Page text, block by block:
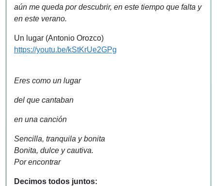
aún me queda por descubrir, en este tiempo que falta y
en este verano.
Un lugar (Antonio Orozco)
https://youtu.be/kStKrUe2GPg
Eres como un lugar
del que cantaban
en una canción
Sencilla, tranquila y bonita
Bonita, dulce y cautiva.
Por encontrar
Decimos todos juntos: